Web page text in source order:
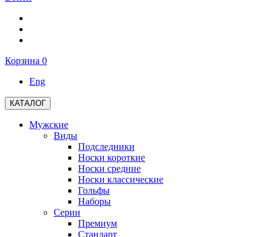
Корзина 0
Eng
КАТАЛОГ
Мужские
Виды
Подследники
Носки короткие
Носки средние
Носки классические
Гольфы
Наборы
Серии
Премиум
Стандарт